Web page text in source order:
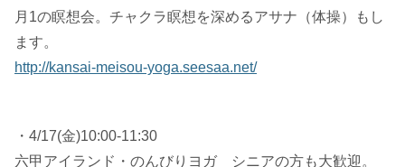
月1の瞑想会。チャクラ瞑想を深めるアサナ（体操）もし
ます。
http://kansai-meisou-yoga.seesaa.net/
・4/17(金)10:00-11:30
六甲アイランド・のんびりヨガ シニアの方も大歓迎。